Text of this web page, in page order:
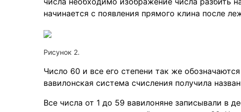
начинается с появления прямого клина после
Рисунок 2.
Число 60 и все его степени так же
вавилонская система счисления получила
Все числа от 1 до 59 вавилоняне записывали в